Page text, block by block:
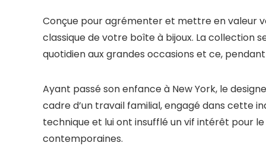
Conçue pour agrémenter et mettre en valeur
classique de votre boîte à bijoux. La collection
quotidien aux grandes occasions et ce,
Ayant passé son enfance à New York, le
cadre d’un travail familial, engagé dans cette
technique et lui ont insufflé un vif intérêt pour
contemporaines.